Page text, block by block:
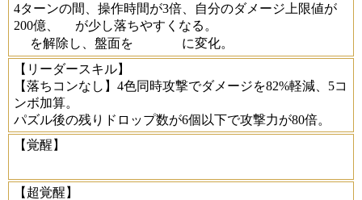
4ターンの間、操作時間が3倍、自分のダメージ上限値が
200億、
が少し落ちやすくなる。
を解除し、盤面を
に変化。
【リーダースキル】
【落ちコンなし】4色同時攻撃でダメージを82%軽減、5コ
ンボ加算。
パズル後の残りドロップ数が6個以下で攻撃力が80倍。
【覚醒】
【超覚醒】